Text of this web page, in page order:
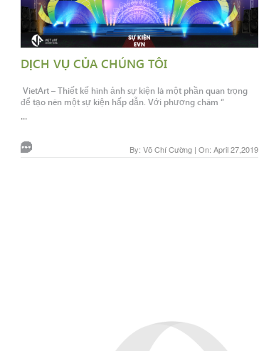
DỊCH VỤ CỦA CHÚNG TÔI
VietArt – Thiết kế hình ảnh sự kiện là một phần quan trọng
để tạo nên một sự kiện hấp dẫn. Với phương châm “
...
By: Võ Chí Cường | On: April 27,2019